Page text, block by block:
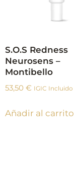
S.O.S Redness
Neurosens –
Montibello
53,50 € IGIC Incluido
Añadir al carrito